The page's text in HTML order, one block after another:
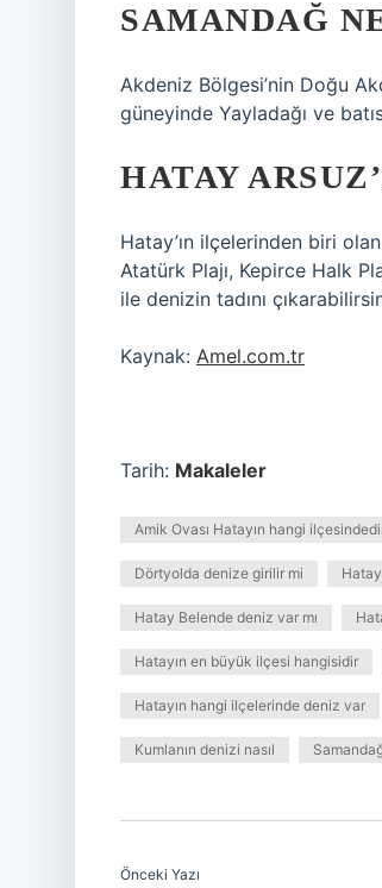
SAMANDAĞ
Akdeniz Bölgesi’nin Doğu
güneyinde Yayladağı ve
HATAY
Hatay’ın ilçelerinden biri
Atatürk Plajı, Kepirce Halk
ile denizin tadını
Kaynak: Amel.com.tr
Tarih: Makaleler
Amik Ovası Hatayın hangi
Dörtyolda denize girilir mi
Hatay Belende deniz var mı
Hatayın en büyük ilçesi hangisidir
Hatayın hangi ilçelerinde deniz var
Kumlanın denizi nasıl
Önceki Yazı